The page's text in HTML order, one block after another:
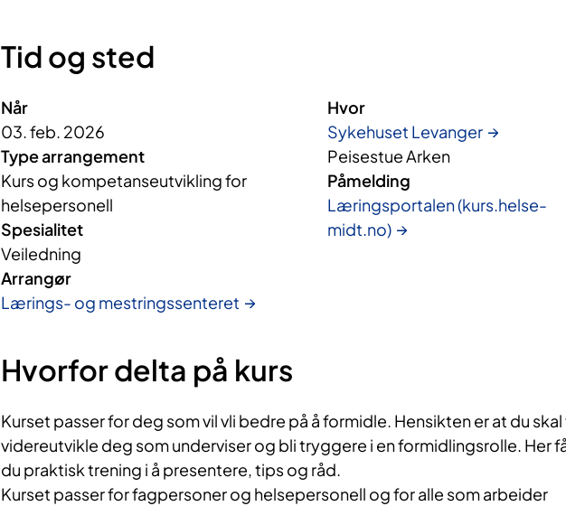
Tid og sted
Når
03. feb. 2026
Type arrangement
Kurs og kompetanseutvikling for
helsepersonell
Spesialitet
Veiledning
Arrangør
Lærings- og mestringssenteret
Hvor
Sykehuset Levanger
Peisestue Arken
Påmelding
Læringsportalen (kurs.helse-
midt.no)
Hvorfor delta på kurs
Kurset passer for deg som vil vli bedre på å formidle. Hensikten er at du skal
videreutvikle deg som underviser og bli tryggere i en formidlingsrolle. Her
du praktisk trening i å presentere, tips og råd.
Kurset passer for fagpersoner og helsepersonell og for alle som arbeider